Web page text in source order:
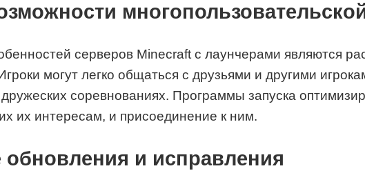
серверов Minecraft с лаунчерами являются
могут легко общаться с друзьями и другими
соревнованиях. Программы запуска
их интересам, и присоединение к ним.
обновления и исправления